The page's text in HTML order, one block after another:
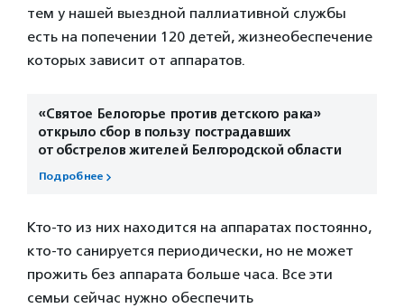
тем у нашей выездной паллиативной службы
есть на попечении 120 детей, жизнеобеспечение
которых зависит от аппаратов.
«Святое Белогорье против детского рака»
открыло сбор в пользу пострадавших
от обстрелов жителей Белгородской области
Подробнее
Кто-то из них находится на аппаратах постоянно,
кто-то санируется периодически, но не может
прожить без аппарата больше часа. Все эти
семьи сейчас нужно обеспечить